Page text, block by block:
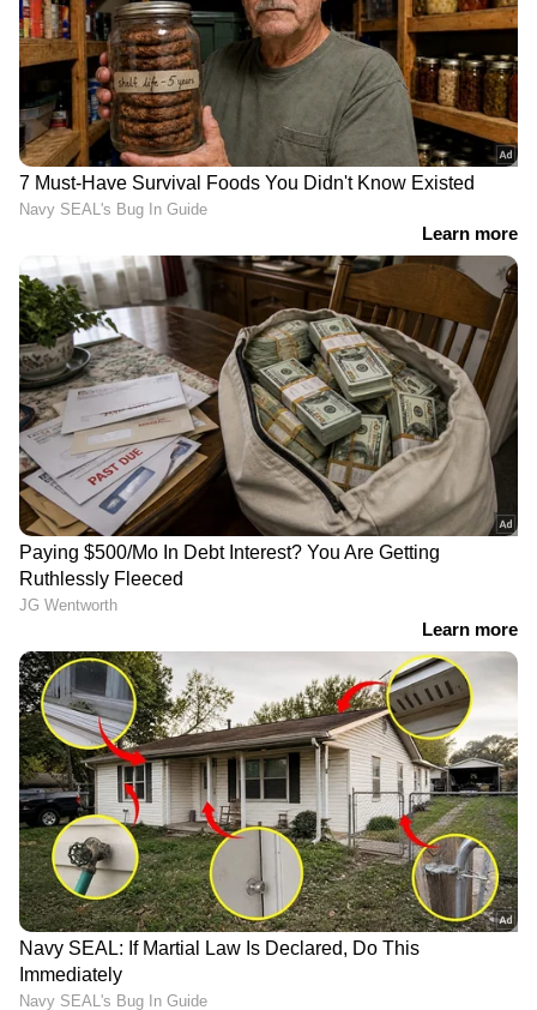
(ഗൂഗിൾ പേ പോലെ അമേരിക്കയിൽ
ഉപയോഗിക്കുന്ന ഒന്ന്.) ഓടുക എന്നായിരുന്നു
ഒരു കാഴ്ടക്കാരൻ കുറിച്ചത്. മറ്റ് ചിലർ
റെസ്റ്റോറന്‍റ് ഏറ്റവും മോശം
സ്ഥലമാണതെന്നായിരുന്നു മറ്റൊരു കുറിപ്പ്.
അതേസമയം സംഘർഷത്തിന് പിന്നാലെ
റെസ്റ്റോറന്‍റ് ഉടമകൾ നൽകിയ പരാതിയിൽ
ഭക്ഷണത്തിന്‍റെ ബില്ല് കൊടുക്കാത്തതിനും
റെസ്റ്റോറന്‍റ് അടിച്ച് തകർത്തതിനും കണ്ടാൽ
അറിയാവുന്ന ചിലർക്കെതിരെ
കേസെടുത്തെന്നും മൂന്ന് പേരെ അറസ്റ്റ്
ചെയ്തെന്നും ന്യൂസ് 18 റിപ്പോർട്ട് ചെയ്യുന്നു.
അതേസമയം സമൂഹ മാധ്യമ ഉപയോക്താക്കൾ
പുതിയ തലമുറയുടെ ശീലങ്ങളെ കുറിച്ചും
പരസ്പരമുള്ള വിശ്വാസ രാഹിത്യത്തെ കുറിച്ചും
വാചാലരായി.